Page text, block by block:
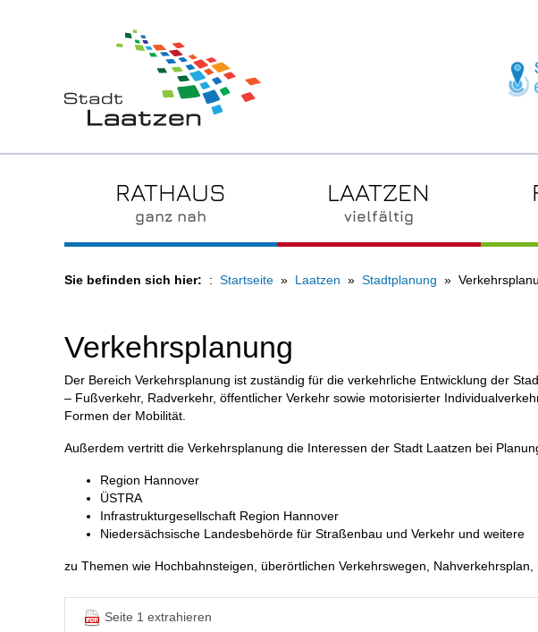
RATHAUS
ganz nah
LAATZEN
vielfältig
Sie befinden sich hier: Startseite Laatzen Stadtplanung
Verkehrsplanung
Der Bereich Verkehrsplanung ist zuständig für die verkehrliche Entwicklung der
– Fußverkehr, Radverkehr, öffentlicher Verkehr sowie motorisierter
Formen der Mobilität.
Außerdem vertritt die Verkehrsplanung die Interessen der Stadt Laatzen bei
Region Hannover
ÜSTRA
Infrastrukturgesellschaft Region Hannover
Niedersächsische Landesbehörde für Straßenbau und Verkehr und weitere
zu Themen wie Hochbahnsteigen, überörtlichen Verkehrswegen, Nahverkehrsplan,
Seite 1 extrahieren